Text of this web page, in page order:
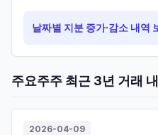
날짜별 지분 증가·감소 내역
주요주주 최근 3년 거래
2026-04-09